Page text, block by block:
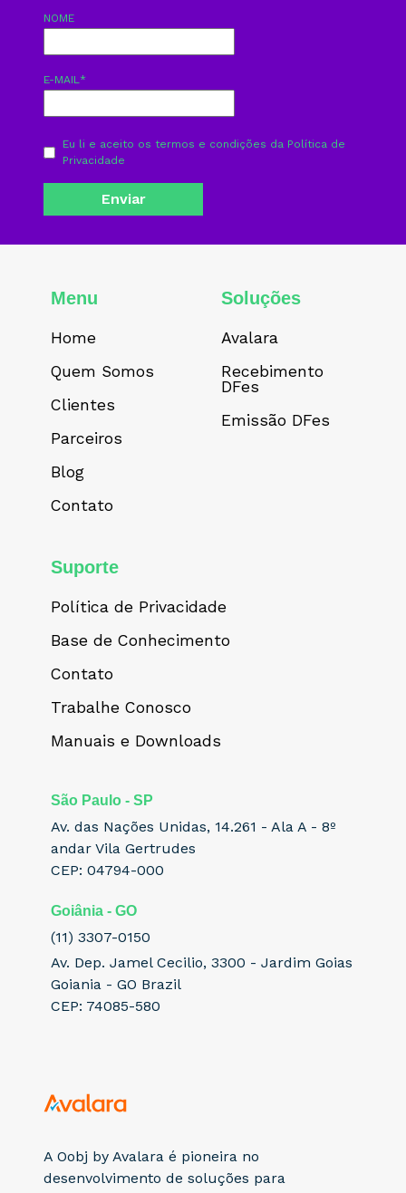
NOME
E-MAIL *
Eu li e aceito os termos e condições da Política de
Privacidade
A Oobj by Avalara é pioneira no
desenvolvimento de soluções para
Menu
Home
Quem Somos
Clientes
Parceiros
Blog
Contato
Soluções
Avalara
Recebimento
DFes
Emissão DFes
Suporte
Política de Privacidade
Base de Conhecimento
Contato
Trabalhe Conosco
Manuais e Downloads
São Paulo - SP
Av. das Nações Unidas, 14.261 - Ala A - 8º
andar Vila Gertrudes
CEP: 04794-000
Goiânia - GO
(11) 3307-0150
Av. Dep. Jamel Cecilio, 3300 - Jardim Goias
Goiania - GO Brazil
CEP: 74085-580